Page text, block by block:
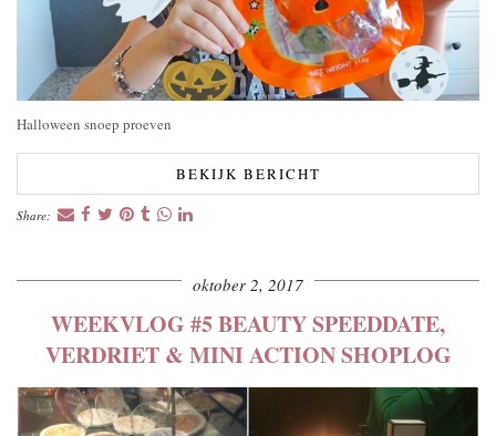
Halloween snoep proeven
BEKIJK BERICHT
Share:
oktober 2, 2017
WEEKVLOG #5 BEAUTY SPEEDDATE,
VERDRIET & MINI ACTION SHOPLOG